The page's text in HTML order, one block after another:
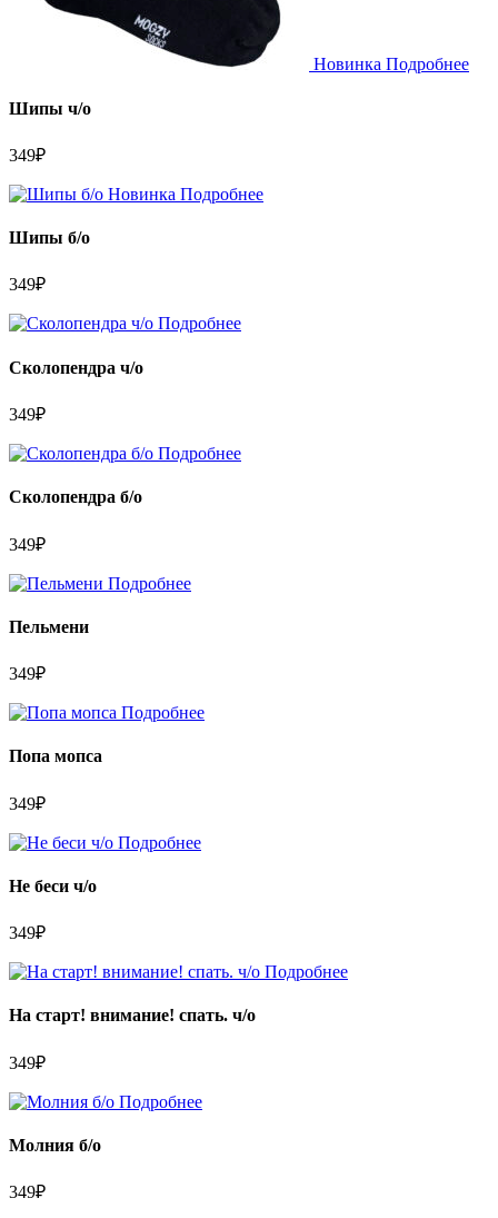
Новинка Подробнее
Шипы ч/о
349₽
Новинка Подробнее
Шипы б/о
349₽
Подробнее
Сколопендра ч/о
349₽
Подробнее
Сколопендра б/о
349₽
Подробнее
Пельмени
349₽
Подробнее
Попа мопса
349₽
Подробнее
Не беси ч/о
349₽
Подробнее
На старт! внимание! спать. ч/о
349₽
Подробнее
Молния б/о
349₽